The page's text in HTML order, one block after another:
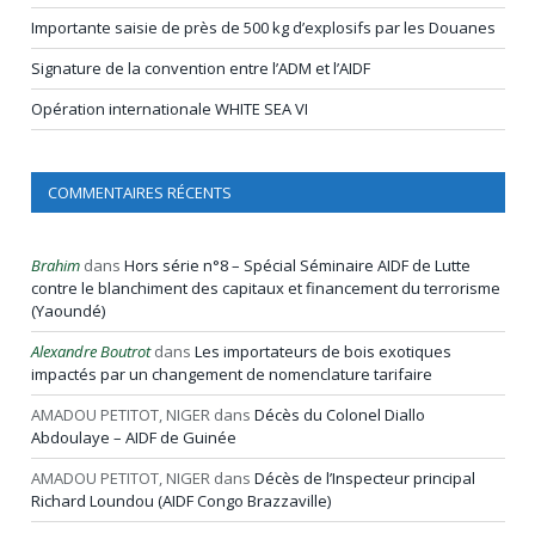
Importante saisie de près de 500 kg d’explosifs par les Douanes
Signature de la convention entre l’ADM et l’AIDF
Opération internationale WHITE SEA VI
COMMENTAIRES RÉCENTS
Brahim dans Hors série n°8 – Spécial Séminaire AIDF de Lutte
contre le blanchiment des capitaux et financement du terrorisme
(Yaoundé)
Alexandre Boutrotdans Les importateurs de bois exotiques
impactés par un changement de nomenclature tarifaire
AMADOU PETITOT, NIGER dans Décès du Colonel Diallo
Abdoulaye – AIDF de Guinée
AMADOU PETITOT, NIGER dans Décès de l’Inspecteur principal
Richard Loundou (AIDF Congo Brazzaville)